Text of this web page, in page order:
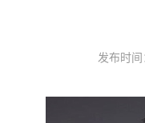
发布时